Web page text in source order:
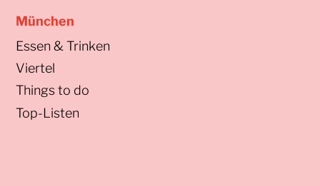
München
Essen & Trinken
Viertel
Things to do
Top-Listen